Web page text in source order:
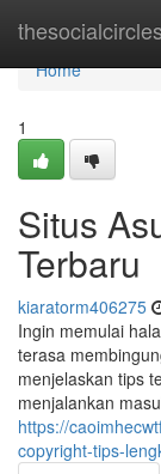
thesocialcircles
Home
Home
1
Situs
Terbaru
kiaratorm406275
Ingin memulai
terasa
menjelaskan tips
menjalankan
https://
copyright-tips-